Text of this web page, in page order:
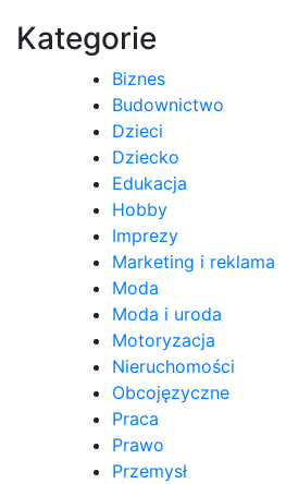
Kategorie
Biznes
Budownictwo
Dzieci
Dziecko
Edukacja
Hobby
Imprezy
Marketing i reklama
Moda
Moda i uroda
Motoryzacja
Nieruchomości
Obcojęzyczne
Praca
Prawo
Przemysł